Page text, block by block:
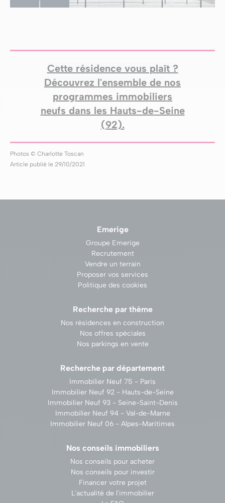
Cette résidence vous plaît ?
Découvrez l'ensemble de nos
programmes immobiliers
neufs dans les Hauts-de-Seine
(92).
Photos © Charlotte Toscan
Article publié le 29/10/2021
Emerige
Groupe Emerige
Recrutement
Vendre un terrain
Proposer vos services
Politique des cookies
Recherche par thème
Nos résidences en construction
Nos offres spéciales
Nos parkings en vente
Recherche par département
Immobilier Neuf 75 - Paris
Immobilier Neuf 92 - Hauts-de-Seine
Immobilier Neuf 93 - Seine-Saint-Denis
Immobilier Neuf 94 - Val-de-Marne
Immobilier Neuf 06 - Alpes-Maritimes
Nos conseils immobiliers
Nos conseils pour acheter
Nos conseils pour investir
Financer votre projet
L'actualité de l'immobilier